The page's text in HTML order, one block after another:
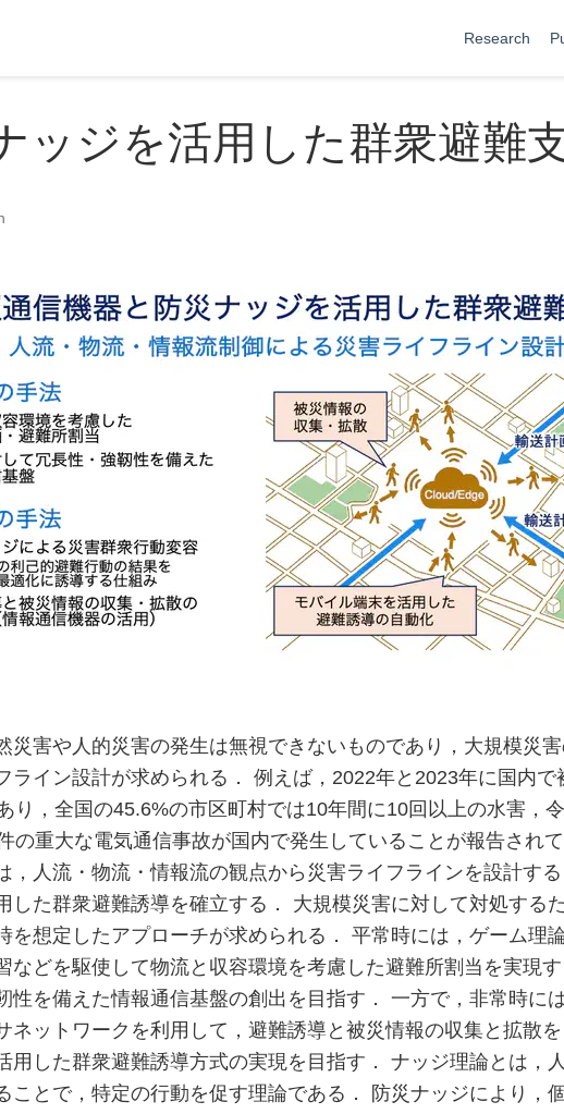
Research
ッジを活用した群衆避難
災害や人的災害の発生は無視できないものであり，大規模災
ライン設計が求められる． 例えば，2022年と2023年に国内で
り，全国の45.6%の市区町村では10年間に10回以上の水害，
の重大な電気通信事故が国内で発生していることが報告され
，人流・物流・情報流の観点から災害ライフラインを設計す
した群衆避難誘導を確立する． 大規模災害に対して対処する
を想定したアプローチが求められる． 平常時には，ゲーム理
などを駆使して物流と収容環境を考慮した避難所割当を実現す
性を備えた情報通信基盤の創出を目指す． 一方で，非常時に
ネットワークを利用して，避難誘導と被災情報の収集と拡散
用した群衆避難誘導方式の実現を目指す． ナッジ理論とは，
ことで，特定の行動を促す理論である． 防災ナッジにより，